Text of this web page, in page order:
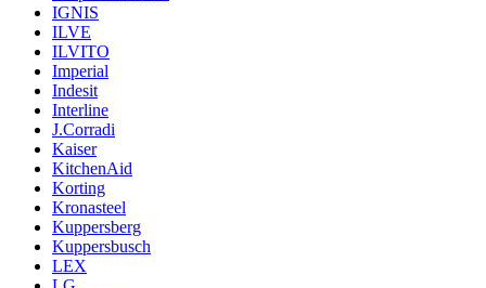
IGNIS
ILVE
ILVITO
Imperial
Indesit
Interline
J.Corradi
Kaiser
KitchenAid
Korting
Kronasteel
Kuppersberg
Kuppersbusch
LEX